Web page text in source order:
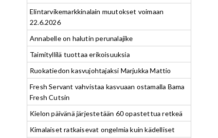
Elintarvikemarkkinalain muutokset voimaan
22.6.2026
Annabelle on halutin perunalajike
Taimityllilä tuottaa erikoisuuksia
Ruokatiedon kasvujohtajaksi Marjukka Mattio
Fresh Servant vahvistaa kasvuaan ostamalla Bama
Fresh Cutsin
Kielon päivänä järjestetään 60 opastettua retkeä
Kimalaiset ratkaisevat ongelmia kuin kädelliset